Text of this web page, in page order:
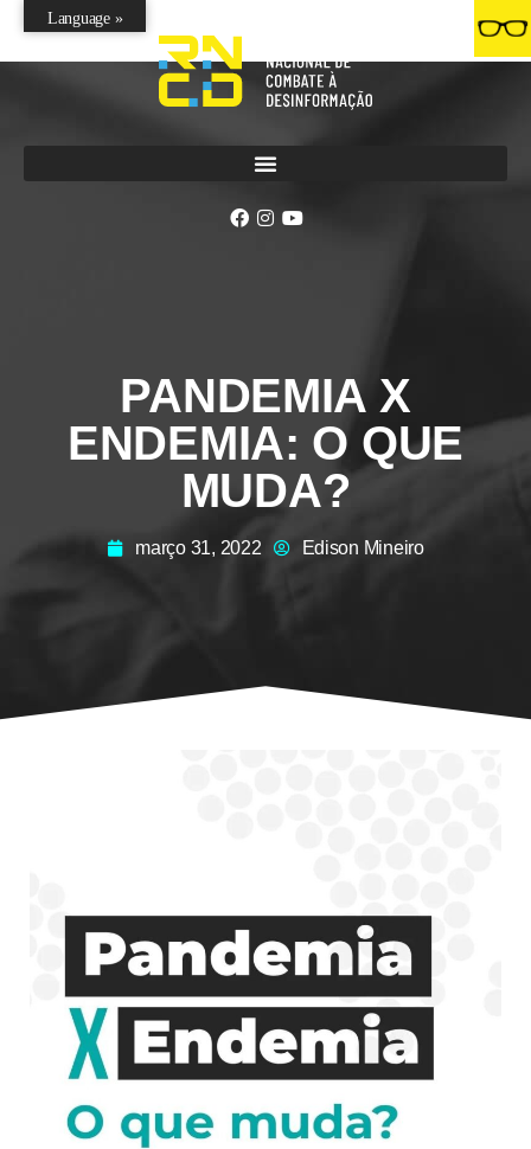
PANDEMIA X
ENDEMIA: O QUE
MUDA?
março 31, 2022 Edison Mineiro
Language »